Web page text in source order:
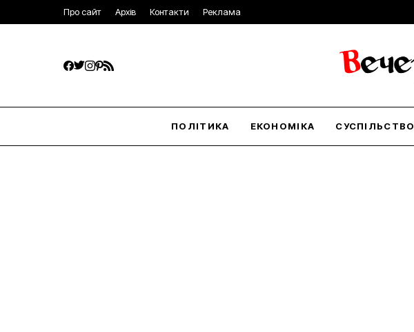
Про сайт Архів Контакти Реклама
ПОЛІТИКА ЕКОНОМІКА СУСПІЛЬСТВО